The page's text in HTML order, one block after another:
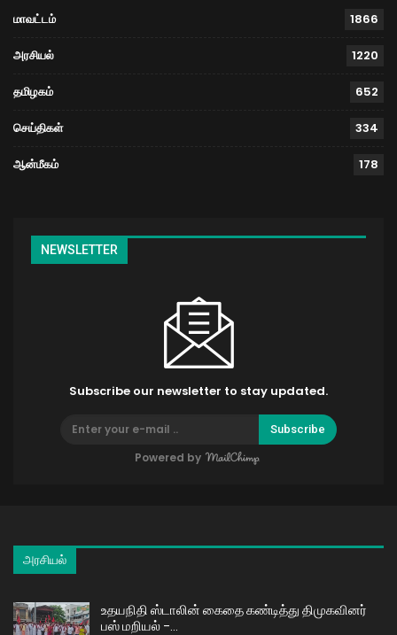
மாவட்டம் 1866
அரசியல் 1220
தமிழகம் 652
செய்திகள் 334
ஆன்மீகம் 178
NEWSLETTER
Subscribe our newsletter to stay updated.
Subscribe
Powered by
அரசியல்
உதயநிதி ஸ்டாலின் கைதை கண்டித்து திமுகவினர்
பஸ் மறியல் –…